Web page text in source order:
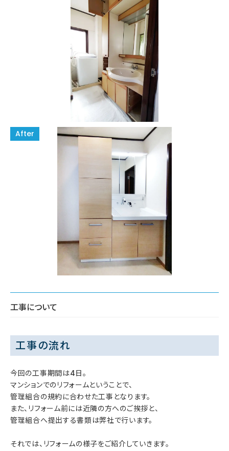
工事について
工事の流れ
今回の工事期間は4日。
マンションでのリフォームということで、
管理組合の規約に合わせた工事となります。
また、リフォーム前には近隣の方へのご挨拶と、
管理組合へ提出する書類は弊社で行います。
それでは、リフォームの様子をご紹介していきます。